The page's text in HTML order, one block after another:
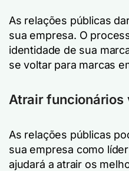
As relações públicas
sua empresa. O
identidade de sua
se voltar para marcas
Atrair funcionários
As relações públicas
sua empresa como
ajudará a atrair os